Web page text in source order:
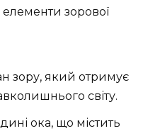
елементи зорової
зору, який отримує
світу.
ока, що містить